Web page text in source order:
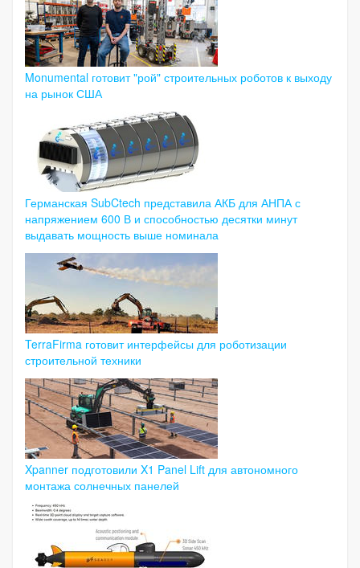
Monumental готовит "рой" строительных роботов к выходу
на рынок США
Германская SubCtech представила АКБ для АНПА с
напряжением 600 В и способностью десятки минут
выдавать мощность выше номинала
TerraFirma готовит интерфейсы для роботизации
строительной техники
Xpanner подготовили X1 Panel Lift для автономного
монтажа солнечных панелей